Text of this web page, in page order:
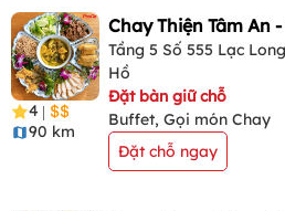
4 |
90 km
Chay Thiện Tâm An
Tầng 5 Số 555 Lạc
Hồ
Đặt bàn giữ chỗ
Buffet, Gọi món Chay
Đặt chỗ ngay